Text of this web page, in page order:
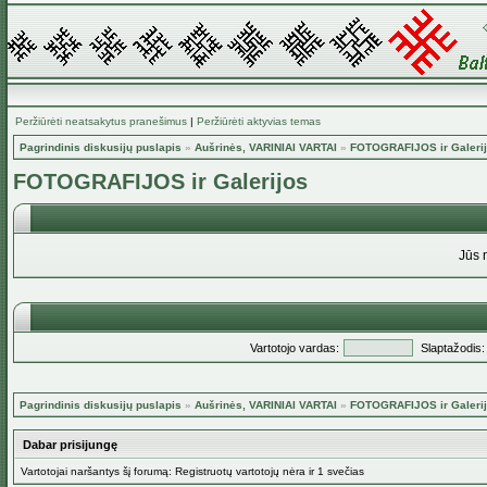
Peržiūrėti neatsakytus pranešimus | Peržiūrėti aktyvias temas
Pagrindinis diskusijų puslapis » Aušrinės, VARINIAI VARTAI » FOTOGRAFIJOS ir
FOTOGRAFIJOS ir Galerijos
Jūs
Vartotojo vardas: Slaptažodis:
Pagrindinis diskusijų puslapis » Aušrinės, VARINIAI VARTAI » FOTOGRAFIJOS ir
Dabar prisijungę
Vartotojai naršantys šį forumą: Registruotų vartotojų nėra ir 1 svečias